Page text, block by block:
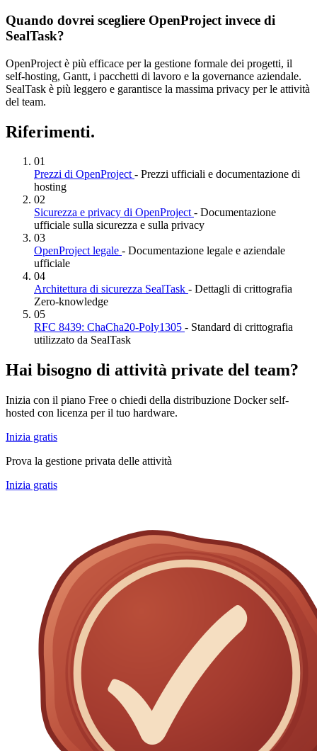
Quando dovrei scegliere OpenProject invece di
SealTask?
OpenProject è più efficace per la gestione formale dei progetti, il
self-hosting, Gantt, i pacchetti di lavoro e la governance aziendale.
SealTask è più leggero e garantisce la massima privacy per le attività
del team.
Riferimenti.
01
Prezzi di OpenProject- Prezzi ufficiali e documentazione di
hosting
02
Sicurezza e privacy di OpenProject- Documentazione
ufficiale sulla sicurezza e sulla privacy
03
OpenProject legale - Documentazione legale e aziendale
ufficiale
04
Architettura di sicurezza SealTask - Dettagli di crittografia
Zero-knowledge
05
RFC 8439: ChaCha20-Poly1305 - Standard di crittografia
utilizzato da SealTask
Hai bisogno di attività private del team?
Inizia con il piano Free o chiedi della distribuzione Docker self-
hosted con licenza per il tuo hardware.
Inizia gratis
Prova la gestione privata delle attività
Inizia gratis